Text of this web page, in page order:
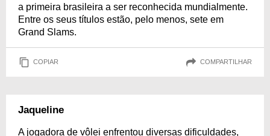
a primeira brasileira a ser reconhecida mundialmente.
Entre os seus títulos estão, pelo menos, sete em
Grand Slams.
COPIAR COMPARTILHAR
Jaqueline
A jogadora de vôlei enfrentou diversas dificuldades,